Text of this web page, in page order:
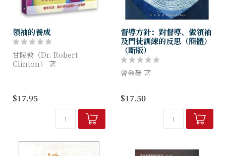
領袖的養成
甘陵敦（Dr. Robert
Clinton） 著
會半途而廢；如果你具有領導
潛力、或正在發揮領導力，...
$17.95
督導方針：對督導、做領袖
及門徒訓練的反思（簡體）
（斷版）
曾金發 著
做领袖及门徒训练者的书，於
大家一同反思以生命影响生命
的原则和实践，使信徒生命发
生转变，主动为著从神而来的
$17.50